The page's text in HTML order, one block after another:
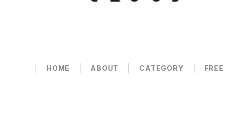
HOME ABOUT CATEGORY